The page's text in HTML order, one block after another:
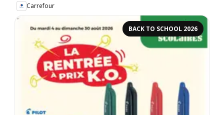
Carrefour
BACK TO SCHOOL 2026